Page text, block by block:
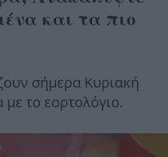
και τα πιο
σήμερα Κυριακή
το εορτολόγιο.